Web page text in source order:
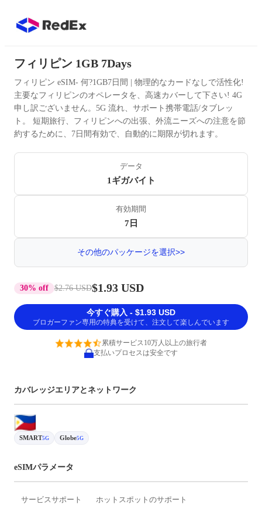
フィリピン 1GB 7Days
フィリピン eSIM- 何?1GB7日間 | 物理的なカードなしで活性化!
主要なフィリピンのオペレータを、高速カバーして下さい! 4G
申し訳ございません。5G 流れ、サポート携帯電話/タブレッ
ト。 短期旅行、フィリピンへの出張、外流ニーズへの注意を節
約するために、7日間有効で、自動的に期限が切れます。
データ
1ギガバイト
有効期間
7日
その他のパッケージを選択>>
30% off $2.76 USD$1.93 USD
今すぐ購入 - $1.93 USD
ブロガーファン専用の特典を受けて、注文して楽しんでいます
累積サービス10万人以上の旅行者
支払いプロセスは安全です
カバレッジエリアとネットワーク
SMART5G Globe5G
eSIMパラメータ
サービスサポート
ホットスポットのサポート